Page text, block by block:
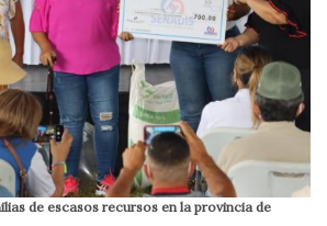
de escasos recursos en la provincia de